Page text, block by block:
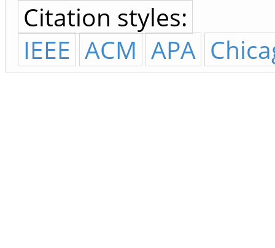
Citation styles:
IEEE ACM APA